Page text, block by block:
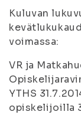
Kuluvan
voimassa:
VR ja
YTHS
opiskelijoilla